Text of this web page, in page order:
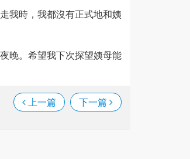
我時，我都沒有正式地和姨
晚。希望我下次探望姨母能
上一篇 下一篇